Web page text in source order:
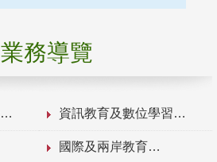
業務導覽
資訊教育及數位學習
國際及兩岸教育